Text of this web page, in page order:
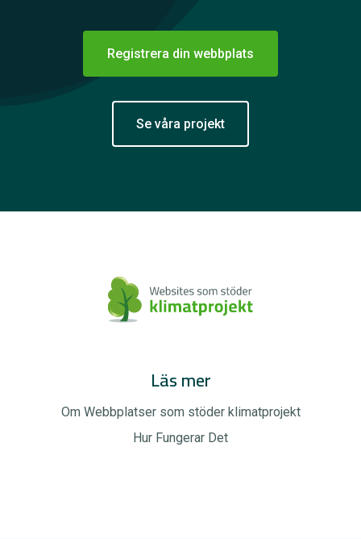
Registrera din webbplats
Se våra projekt
Läs mer
Om Webbplatser som stöder klimatprojekt
Hur Fungerar Det